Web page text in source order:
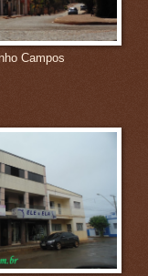
Campos